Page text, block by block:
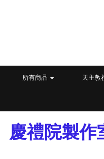
所有商品 天主教
慶禮院製作